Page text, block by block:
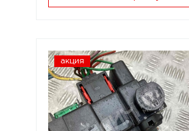
акция